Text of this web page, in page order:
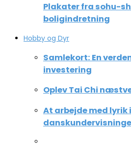
Plakater fra sohu-
boligindretning
Hobby og Dyr
Samlekort: En
investering
Oplev Tai Chi
At arbejde med lyrik i